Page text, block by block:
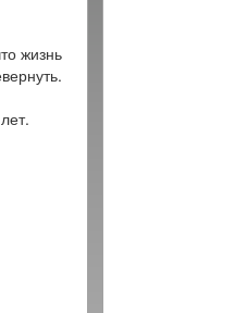
жизнь